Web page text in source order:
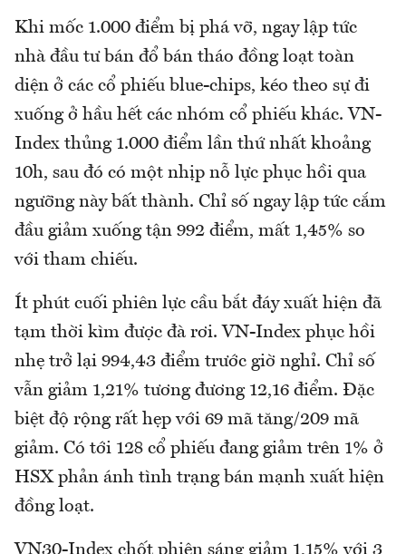
Khi mốc 1.000 điểm bị phá vỡ, ngay lập tức
nhà đầu tư bán đổ bán tháo đồng loạt toàn
diện ở các cổ phiếu blue-chips, kéo theo sự đi
xuống ở hầu hết các nhóm cổ phiếu khác. VN-
Index thủng 1.000 điểm lần thứ nhất khoảng
10h, sau đó có một nhịp nỗ lực phục hồi qua
ngưỡng này bất thành. Chỉ số ngay lập tức cắm
đầu giảm xuống tận 992 điểm, mất 1,45% so
với tham chiếu.
Ít phút cuối phiên lực cầu bắt đáy xuất hiện đã
tạm thời kìm được đà rơi. VN-Index phục hồi
nhẹ trở lại 994,43 điểm trước giờ nghỉ. Chỉ số
vẫn giảm 1,21% tương đương 12,16 điểm. Đặc
biệt độ rộng rất hẹp với 69 mã tăng/209 mã
giảm. Có tới 128 cổ phiếu đang giảm trên 1% ở
HSX phản ánh tình trạng bán mạnh xuất hiện
đồng loạt.